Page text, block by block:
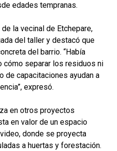
edades tempranas.
la vecinal de Etchepare,
del taller y destacó que
del barrio. “Había
cómo separar los residuos ni
de capacitaciones ayudan a
expresó.
en otros proyectos
en valor de un espacio
donde se proyecta
a huertas y forestación.